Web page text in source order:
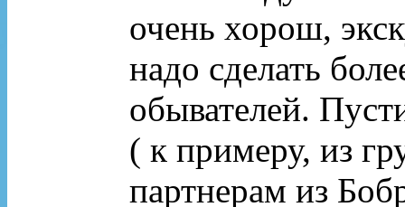
очень хорош,
надо сделать
обывателей.
( к примеру, из
партнерам из